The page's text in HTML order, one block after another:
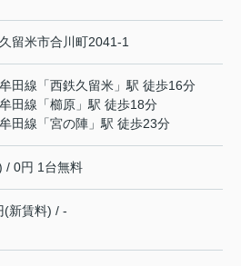
久留米市合川町2041-1
田線 「西鉄久留米 」駅 徒歩16分
田線 「櫛原 」駅 徒歩18分
田線 「宮の陣 」駅 徒歩23分
/ 0円 1台無料
(新賃料) / -